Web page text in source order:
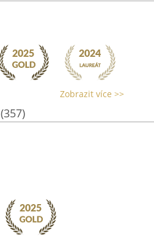
Zobrazit více >>
(357)